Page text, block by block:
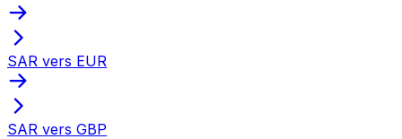
SAR vers EUR
SAR vers GBP